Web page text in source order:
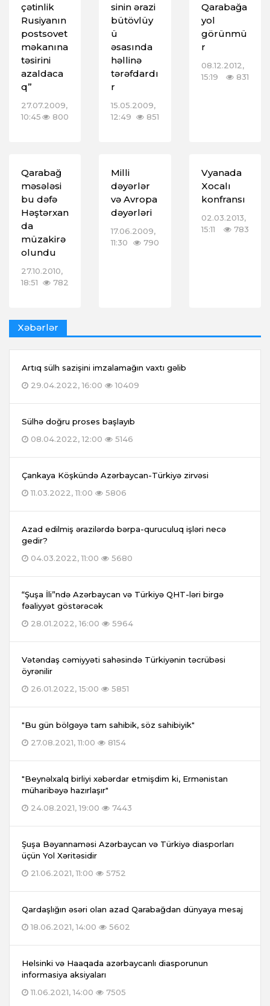
çətinlik
Rusiyanın
postsovet
məkanına
təsirini
azaldaca
q”
27.07.2009,
10:45
800
sinin ərazi
bütövlüy
ü
əsasında
həllinə
tərəfdardı
r
15.05.2009,
12:49
851
Qarabağa
yol
görünmü
r
08.12.2012,
15:19
831
Qarabağ
məsələsi
bu dəfə
Həştərxan
da
müzakirə
olundu
27.10.2010,
18:51
782
Milli
dəyərlər
və Avropa
dəyərləri
17.06.2009,
11:30
790
Vyanada
Xocalı
konfransı
02.03.2013,
15:11
783
Xəbərlər
Artıq sülh sazişini imzalamağın vaxtı gəlib
29.04.2022, 16:00
10409
Sülhə doğru proses başlayıb
08.04.2022, 12:00
5146
Çankaya Köşkündə Azərbaycan-Türkiyə zirvəsi
11.03.2022, 11:00
5806
Azad edilmiş ərazilərdə bərpa-quruculuq işləri necə
gedir?
04.03.2022, 11:00
5680
“Şuşa İli”ndə Azərbaycan və Türkiyə QHT-ləri birgə
fəaliyyət göstərəcək
28.01.2022, 16:00
5964
Vətəndaş cəmiyyəti sahəsində Türkiyənin təcrübəsi
öyrənilir
26.01.2022, 15:00
5851
"Bu gün bölgəyə tam sahibik, söz sahibiyik"
27.08.2021, 11:00
8154
"Beynəlxalq birliyi xəbərdar etmişdim ki, Ermənistan
müharibəyə hazırlaşır"
24.08.2021, 19:00
7443
Şuşa Bəyannaməsi Azərbaycan və Türkiyə diasporları
üçün Yol Xəritəsidir
21.06.2021, 11:00
5752
Qardaşlığın əsəri olan azad Qarabağdan dünyaya mesaj
18.06.2021, 14:00
5602
Helsinki və Haaqada azərbaycanlı diasporunun
informasiya aksiyaları
11.06.2021, 14:00
7505